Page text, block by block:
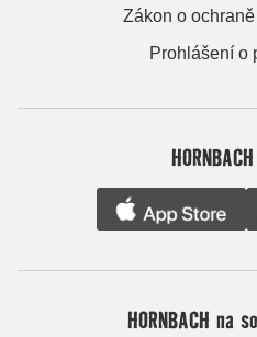
Zákon o
Prohlášení o
HORNBACH na